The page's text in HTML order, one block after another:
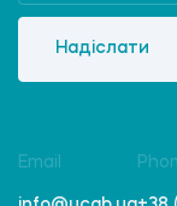
Надіслати
Email